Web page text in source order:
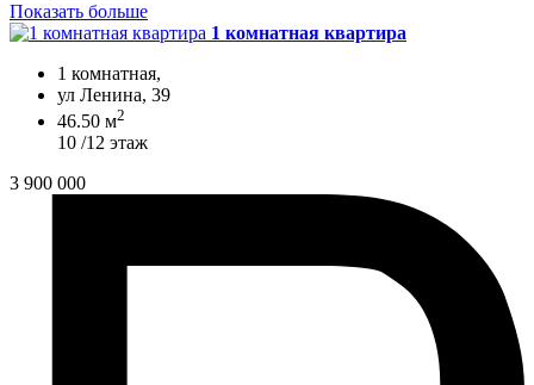
Показать больше
1 комнатная квартира
1 комнатная,
ул Ленина, 39
46.50 м2
10 /12 этаж
3 900 000